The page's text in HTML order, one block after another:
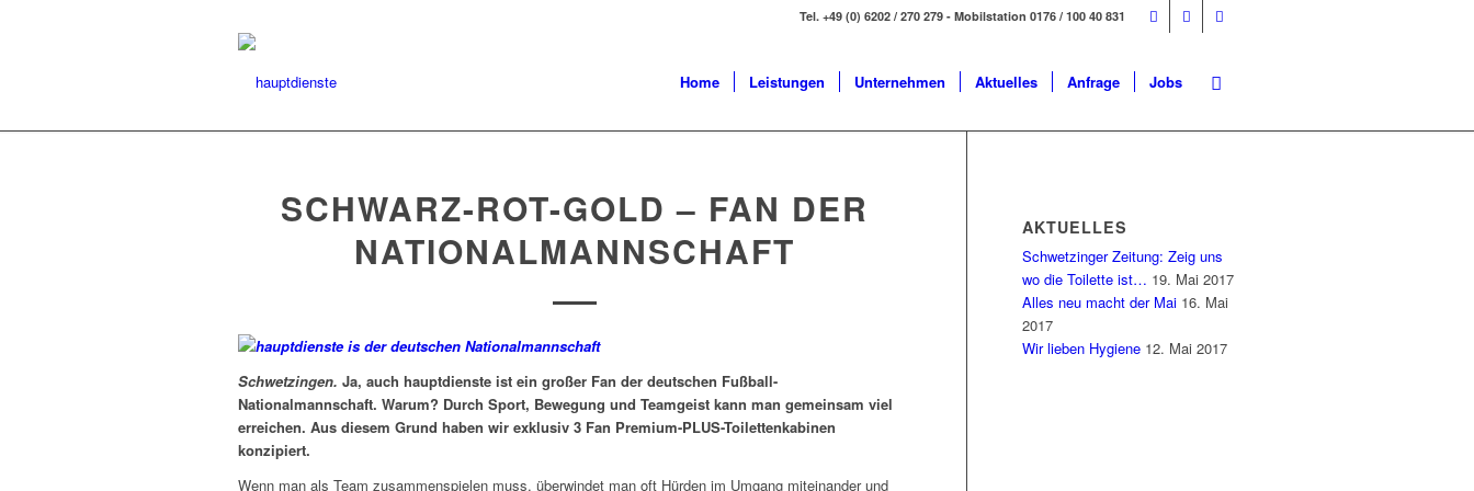
Tel. +49 (0) 6202 / 270 279 - Mobilstation 0176 / 100 40 831
Home Leistungen Unternehmen Aktuelles Anfrage Jobs
SCHWARZ-ROT-GOLD – FAN DER
NATIONALMANNSCHAFT
Schwetzingen. Ja, auch hauptdienste ist ein großer Fan der deutschen Fußball-
Nationalmannschaft. Warum? Durch Sport, Bewegung und Teamgeist kann man gemeinsam viel
erreichen. Aus diesem Grund haben wir exklusiv 3 Fan Premium-PLUS-Toilettenkabinen
konzipiert.
Wenn man als Team zusammenspielen muss, überwindet man oft Hürden im Umgang miteinander und
AKTUELLES
Schwetzinger Zeitung: Zeig uns
wo die Toilette ist… 19. Mai 2017
Alles neu macht der Mai 16. Mai
2017
Wir lieben Hygiene 12. Mai 2017